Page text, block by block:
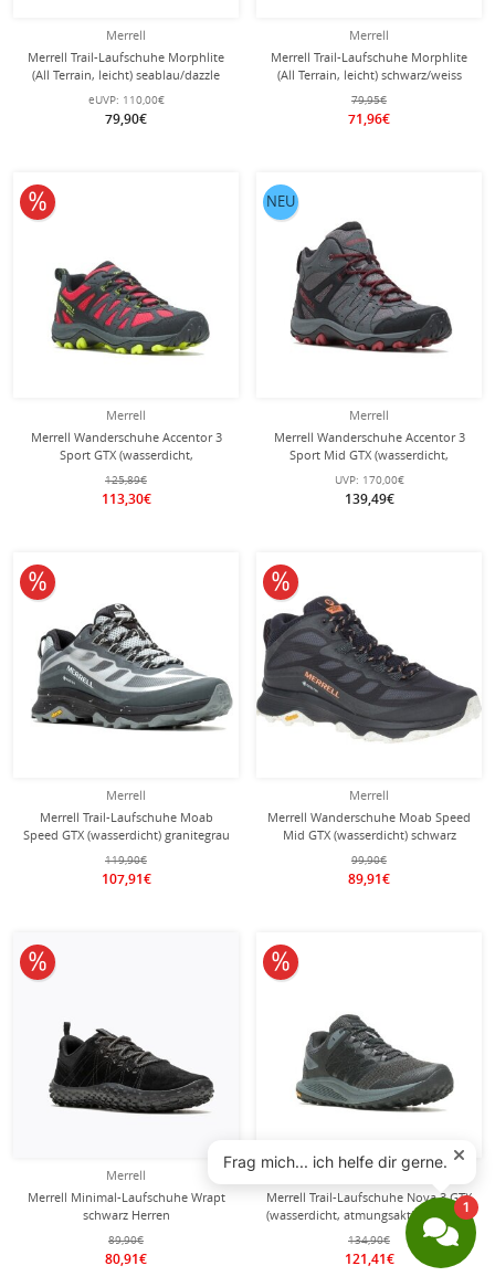
Merrell
Merrell Trail-Laufschuhe Morphlite
(All Terrain, leicht) seablau/dazzle
Herren
eUVP: 110,00€
79,90€
Merrell
Merrell Trail-Laufschuhe Morphlite
(All Terrain, leicht) schwarz/weiss
Herren
79,95€
71,96€
Merrell
Merrell Wanderschuhe Accentor 3
Sport GTX (wasserdicht,
atmungsaktiv) grau/lavarot Herren
125,89€
113,30€
10% reduziert
Merrell
Merrell Wanderschuhe Accentor 3
Sport Mid GTX (wasserdicht,
atmungsaktiv) rock/grau Herren
UVP: 170,00€
139,49€
NEU
Merrell
Merrell Trail-Laufschuhe Moab
Speed GTX (wasserdicht) granitegrau
Herren
119,90€
107,91€
10% reduziert
Merrell
Merrell Wanderschuhe Moab Speed
Mid GTX (wasserdicht) schwarz
Herren
99,90€
89,91€
10% reduziert
Merrell
Merrell Minimal-Laufschuhe Wrapt
schwarz Herren
89,90€
80,91€
10% reduziert
Merrell Trail-Laufschuhe Nova 3 GTX
(wasserdicht, atmungsaktiv) schwarz
Herren
134,90€
121,41€
10% reduziert